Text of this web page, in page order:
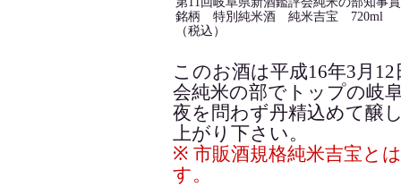
銘柄 特別純米酒 純米吉宝 720ml
（税込）
このお酒は平成16年3月
会純米の部でトップの岐
夜を問わず丹精込めて醸
上がり下さい。
※ 市販酒規格純米吉宝と
す。